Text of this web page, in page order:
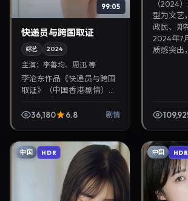
99:05
快递员与跨国取证
综艺 2024
主演： 李善均、周迅 等
李沧东作品《快递员与跨国
取证》（中国香港·剧情）由
8月24日正式上映。影片叙
36,180 6.8 剧情
（2024
型为文艺
政民、郑
2024年7
质感突出
中国 HDR 中国 HDR